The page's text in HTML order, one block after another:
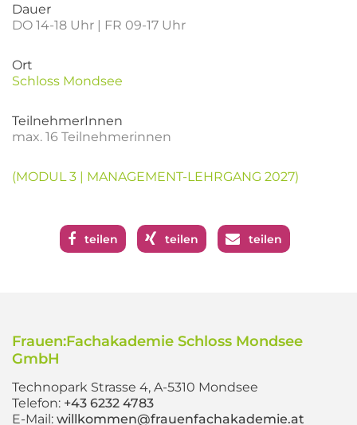
Dauer
DO 14-18 Uhr | FR 09-17 Uhr
Ort
Schloss Mondsee
TeilnehmerInnen
max. 16 Teilnehmerinnen
(MODUL 3 | MANAGEMENT-LEHRGANG 2027)
teilen teilen teilen
Frauen:Fachakademie Schloss Mondsee
GmbH
Technopark Strasse 4, A-5310 Mondsee
Telefon: +43 6232 4783
E-Mail: willkommen@frauenfachakademie.at